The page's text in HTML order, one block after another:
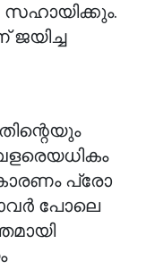
ജയിച്ച
പ്രോ
പോലെ